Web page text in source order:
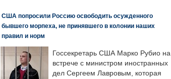
США попросили Россию освободить осужденного
бывшего морпеха, не принявшего в колонии наших
правил и норм
Госсекретарь США Марко Рубио на
встрече с министром иностранных
дел Сергеем Лавровым, которая